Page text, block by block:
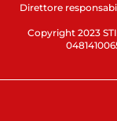
Direttore
Copyright 2023